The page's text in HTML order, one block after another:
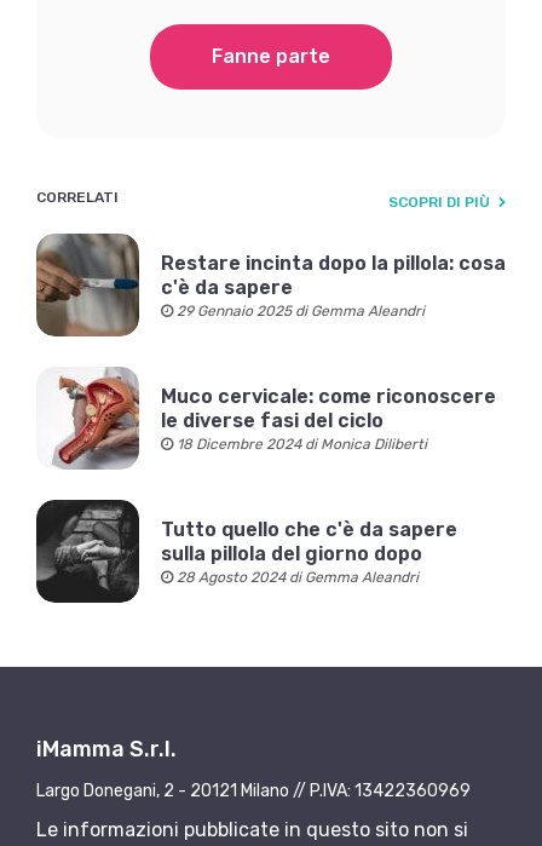
Fanne parte
CORRELATI SCOPRI DI PIÙ
Restare incinta dopo la pillola: cosa
c'è da sapere
29 Gennaio 2025 di Gemma Aleandri
Muco cervicale: come riconoscere
le diverse fasi del ciclo
18 Dicembre 2024 di Monica Diliberti
Tutto quello che c'è da sapere
sulla pillola del giorno dopo
28 Agosto 2024 di Gemma Aleandri
iMamma S.r.l.
Largo Donegani, 2 - 20121 Milano // P.IVA: 13422360969
Le informazioni pubblicate in questo sito non si